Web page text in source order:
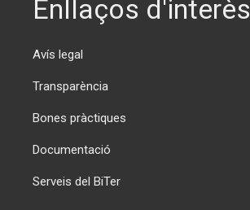
Enllaços d'interès
Avís legal
Transparència
Bones pràctiques
Documentació
Serveis del BiTer